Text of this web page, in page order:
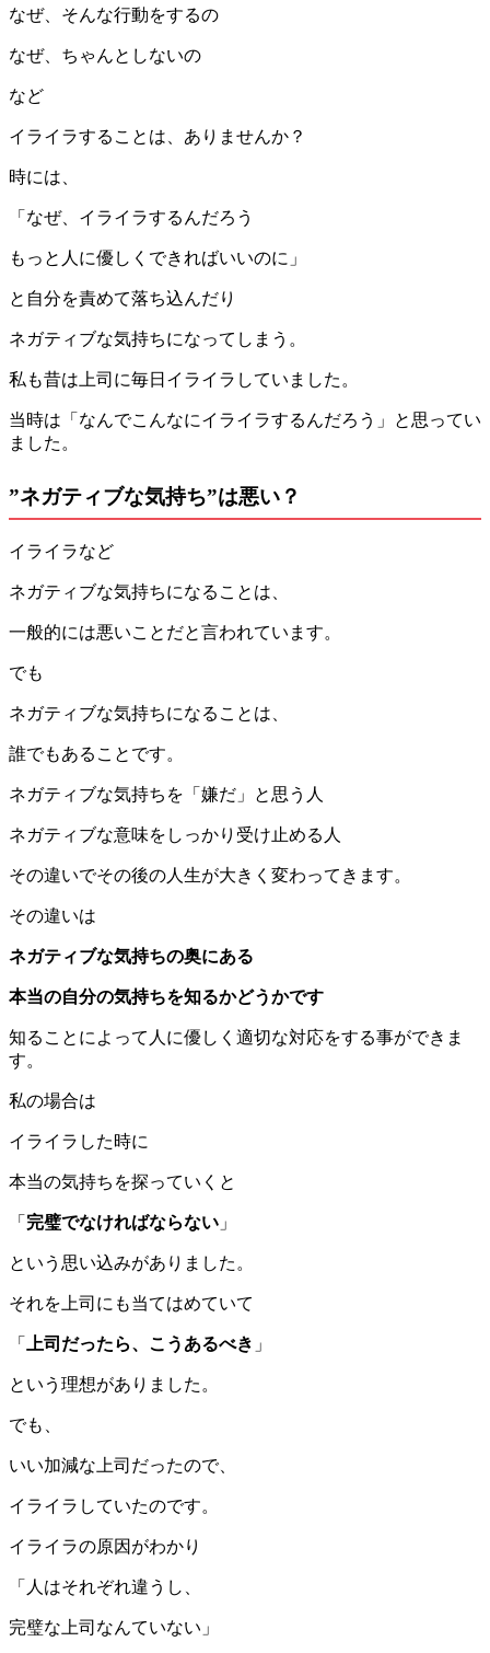
なぜ、そんな行動をするの
なぜ、ちゃんとしないの
など
イライラすることは、ありませんか？
時には、
「なぜ、イライラするんだろう
もっと人に優しくできればいいのに」
と自分を責めて落ち込んだり
ネガティブな気持ちになってしまう。
私も昔は上司に毎日イライラしていました。
当時は「なんでこんなにイライラするんだろう」と思ってい
ました。
”ネガティブな気持ち”は悪い？
イライラなど
ネガティブな気持ちになることは、
一般的には悪いことだと言われています。
でも
ネガティブな気持ちになることは、
誰でもあることです。
ネガティブな気持ちを「嫌だ」と思う人
ネガティブな意味をしっかり受け止める人
その違いでその後の人生が大きく変わってきます。
その違いは
ネガティブな気持ちの奥にある
本当の自分の気持ちを知るかどうかです
知ることによって人に優しく適切な対応をする事ができま
す。
私の場合は
イライラした時に
本当の気持ちを探っていくと
「 完璧でなければならない 」
という思い込みがありました。
それを上司にも当てはめていて
「 上司だったら、こうあるべき 」
という理想がありました。
でも、
いい加減な上司だったので、
イライラしていたのです。
イライラの原因がわかり
「人はそれぞれ違うし、
完璧な上司なんていない」